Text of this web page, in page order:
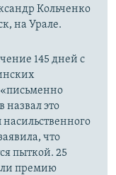
Кольченко
на Урале.
145 дней с
назвал это
что
пыткой. ​25
премию